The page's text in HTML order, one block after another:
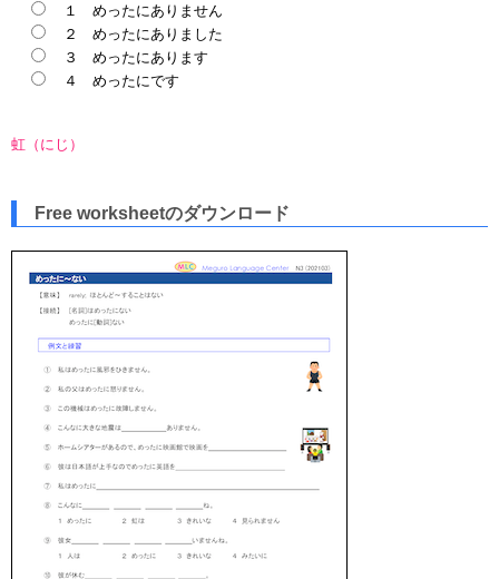
１ めったにありません
２ めったにありました
３ めったにあります
４ めったにです
虹（にじ）
Free worksheetのダウンロード